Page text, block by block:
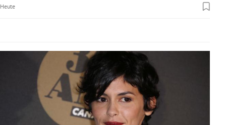
Untermenü
Untermenü
Heute